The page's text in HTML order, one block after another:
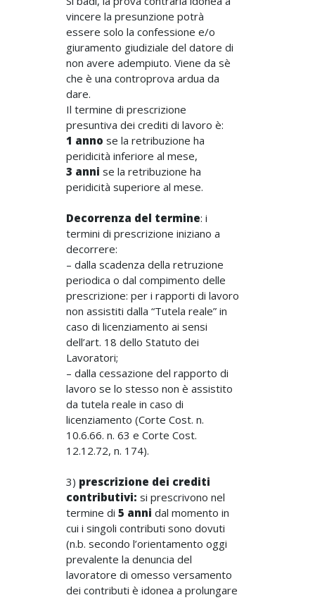
vincere la presunzione potrà
essere solo la confessione e/o
giuramento giudiziale del datore di
non avere adempiuto. Viene da sè
che è una controprova ardua da
dare.
Il termine di prescrizione
presuntiva dei crediti di lavoro è:
1 anno se la retribuzione ha
peridicità inferiore al mese,
3 anni se la retribuzione ha
peridicità superiore al mese.
Decorrenza del termine: i
termini di prescrizione iniziano a
decorrere:
– dalla scadenza della retruzione
periodica o dal compimento delle
prescrizione: per i rapporti di lavoro
non assistiti dalla “Tutela reale” in
caso di licenziamento ai sensi
dell’art. 18 dello Statuto dei
Lavoratori;
– dalla cessazione del rapporto di
lavoro se lo stesso non è assistito
da tutela reale in caso di
licenziamento (Corte Cost. n.
10.6.66. n. 63 e Corte Cost.
12.12.72, n. 174).
3) prescrizione dei crediti
contributivi: si prescrivono nel
termine di 5 anni dal momento in
cui i singoli contributi sono dovuti
(n.b. secondo l’orientamento oggi
prevalente la denuncia del
lavoratore di omesso versamento
dei contributi è idonea a prolungare